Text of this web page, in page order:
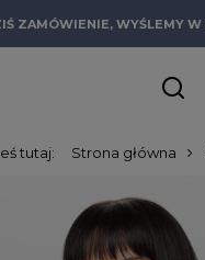
ZAMÓWIENIE, WYŚLEMY W
tutaj: Strona główna